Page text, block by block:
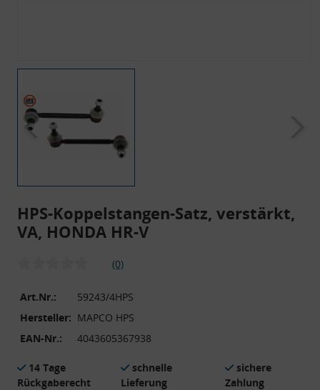
HPS-Koppelstangen-Satz, verstärkt,
VA, HONDA HR-V
(0)
Art.Nr.:
59243/4HPS
Hersteller: MAPCO HPS
EAN-Nr.:
4043605367938
14 Tage
Rückgaberecht
schnelle
Lieferung
sichere
Zahlung